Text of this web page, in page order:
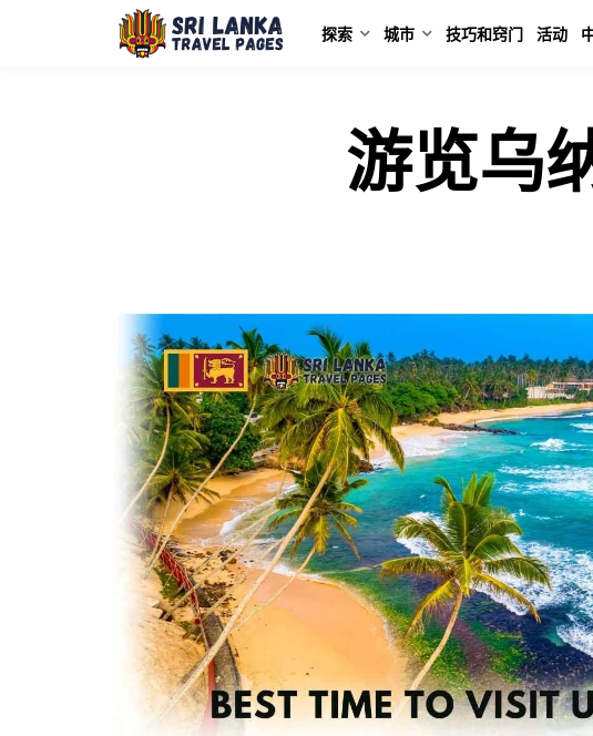
探索 城市 技巧和窍门 活动
游览乌